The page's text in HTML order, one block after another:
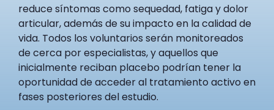
reduce síntomas como sequedad, fatiga y dolor
articular, además de su impacto en la calidad de
vida. Todos los voluntarios serán monitoreados
de cerca por especialistas, y aquellos que
inicialmente reciban placebo podrían tener la
oportunidad de acceder al tratamiento activo en
fases posteriores del estudio.